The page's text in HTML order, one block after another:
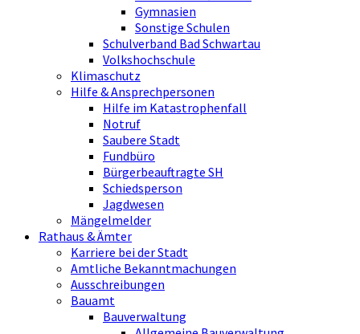
Gymnasien
Sonstige Schulen
Schulverband Bad Schwartau
Volkshochschule
Klimaschutz
Hilfe & Ansprechpersonen
Hilfe im Katastrophenfall
Notruf
Saubere Stadt
Fundbüro
Bürgerbeauftragte SH
Schiedsperson
Jagdwesen
Mängelmelder
Rathaus & Ämter
Karriere bei der Stadt
Amtliche Bekanntmachungen
Ausschreibungen
Bauamt
Bauverwaltung